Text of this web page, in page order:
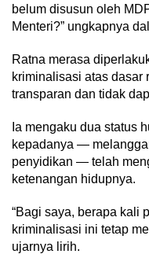
belum disusun oleh
Menteri?” ungkapnya
Ratna merasa
kriminalisasi atas dasar
transparan dan tidak
Ia mengaku dua status
kepadanya —
penyidikan — telah
ketenangan hidupnya.
“Bagi saya, berapa kali
kriminalisasi ini tetap
ujarnya lirih.